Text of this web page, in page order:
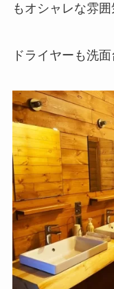
もオシャレな雰囲
ドライヤーも洗